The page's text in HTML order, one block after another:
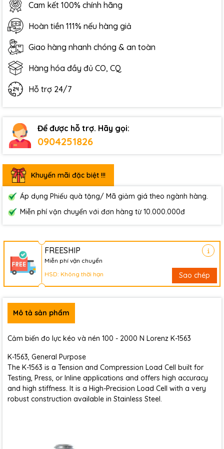
Cam kết 100% chính hãng
Hoàn tiền 111% nếu hàng giả
Giao hàng nhanh chóng & an toàn
Hàng hóa đầy đủ CO, CQ
Hỗ trợ 24/7
Để được hỗ trợ. Hãy gọi:
0904251826
Khuyến mãi đặc biệt !!!
Áp dụng Phiếu quà tặng/ Mã giảm giá theo ngành hàng.
Miễn phí vận chuyển với đơn hàng từ 10.000.000đ
FREESHIP
Miễn phí vận chuyển
HSD: Không thời hạn
Sao chép
Mô tả sản phẩm
Cảm biến đo lực kéo và nén 100 - 2000 N Lorenz K-1563
K-1563, General Purpose
The K-1563 is a Tension and Compression Load Cell built for
Testing, Press, or Inline applications and offers high accuracy
and high stiffness. It is a High-Precision Load Cell with a very
robust construction available in Stainless Steel.